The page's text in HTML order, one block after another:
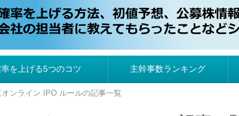
規公開株）の買い方
を上げる5つのコツ 主幹事数ランキング
オンライン IPO ルールの記事一覧